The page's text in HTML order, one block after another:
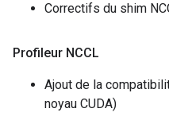
Correctifs du shim
Profileur NCCL
Ajout de la
noyau CUDA)